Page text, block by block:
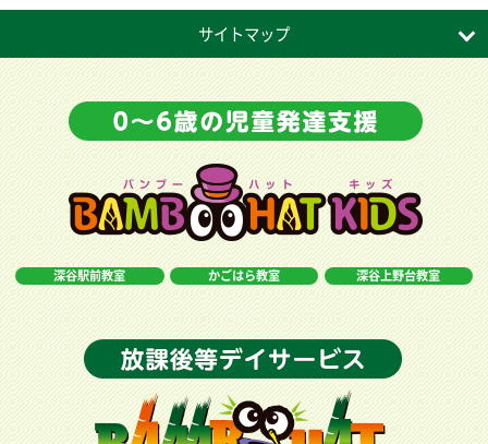
サイトマップ
深谷駅前教室 かごはら教室 深谷上野台教室